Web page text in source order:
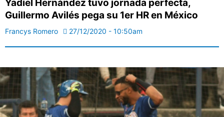
Yadiel Hernández tuvo jornada perfecta,
Guillermo Avilés pega su 1er HR en México
Francys Romero 27/12/2020 - 10:50am